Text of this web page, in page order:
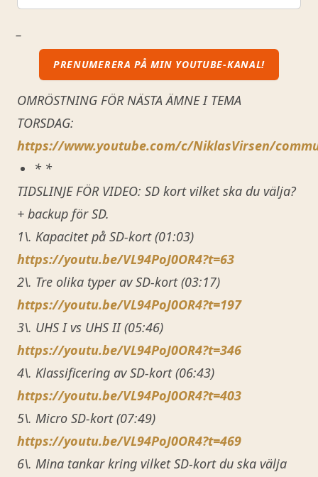
PRENUMERERA PÅ MIN YOUTUBE-KANAL!
OMRÖSTNING FÖR NÄSTA ÄMNE I TEMA
TORSDAG:
https://www.youtube.com/c/NiklasVirsen/
* *
TIDSLINJE FÖR VIDEO: SD kort vilket ska du välja?
+ backup för SD.
1\. Kapacitet på SD-kort (01:03)
https://youtu.be/VL94PoJ0OR4?t=63
2\. Tre olika typer av SD-kort (03:17)
https://youtu.be/VL94PoJ0OR4?t=197
3\. UHS I vs UHS II (05:46)
https://youtu.be/VL94PoJ0OR4?t=346
4\. Klassificering av SD-kort (06:43)
https://youtu.be/VL94PoJ0OR4?t=403
5\. Micro SD-kort (07:49)
https://youtu.be/VL94PoJ0OR4?t=469
6\. Mina tankar kring vilket SD-kort du ska välja